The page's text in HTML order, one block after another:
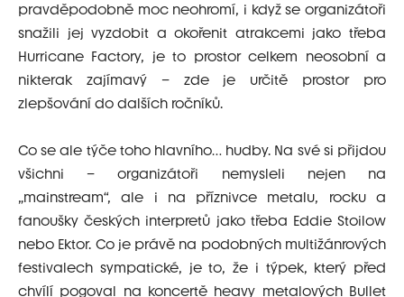
pravděpodobně moc neohromí, i když se organizátoři
snažili jej vyzdobit a okořenit atrakcemi jako třeba
Hurricane Factory, je to prostor celkem neosobní a
nikterak zajímavý – zde je určitě prostor pro
zlepšování do dalších ročníků.
Co se ale týče toho hlavního… hudby. Na své si přijdou
všichni – organizátoři nemysleli nejen na
„mainstream“, ale i na příznivce metalu, rocku a
fanoušky českých interpretů jako třeba Eddie Stoilow
nebo Ektor. Co je právě na podobných multižánrových
festivalech sympatické, je to, že i týpek, který před
chvílí pogoval na koncertě heavy metalových Bullet